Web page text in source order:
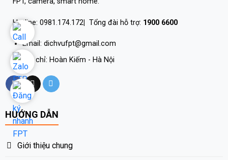
Hotline: 0981.174.172| Tổng đài hỗ trợ: 1900 6600
Email: dichvufpt@gmail.com
Địa chỉ: Hoàn Kiếm - Hà Nội
HƯỚNG DẪN
Giới thiệu chung